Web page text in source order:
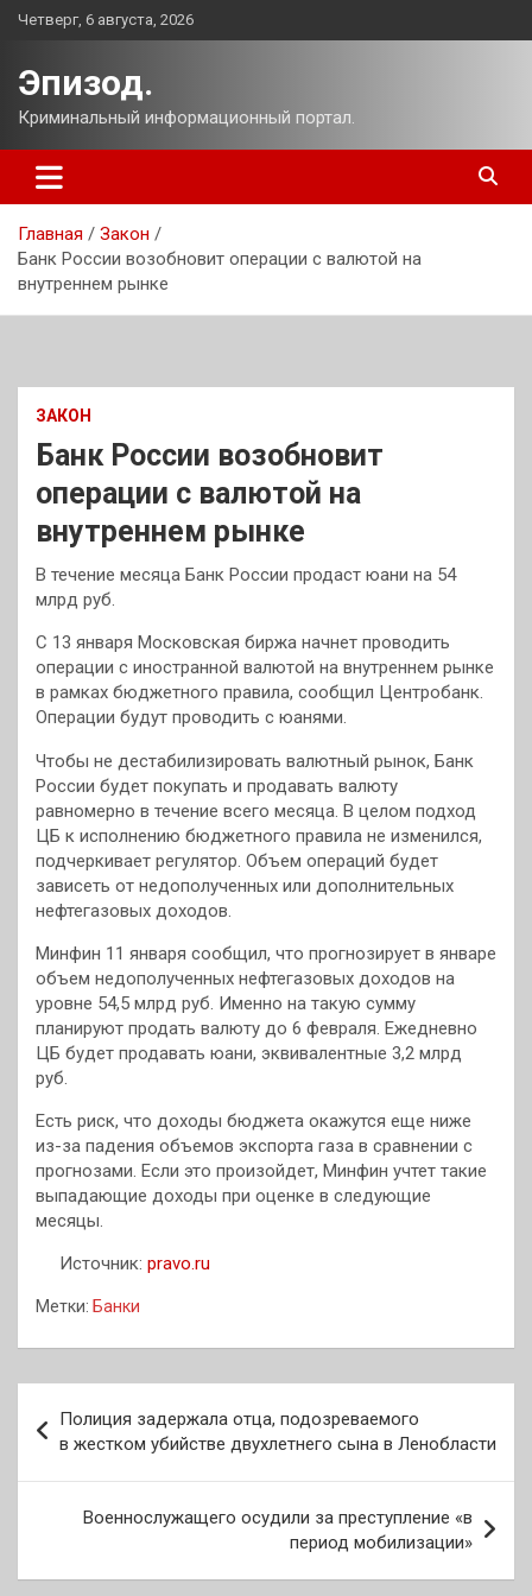
Перейти
Четверг, 6 августа, 2026
Эпизод.
Криминальный информационный портал.
Главная
Закон
Банк России возобновит операции с валютой на
внутреннем рынке
ЗАКОН
Банк России возобновит
операции с валютой на
внутреннем рынке
В течение месяца Банк России продаст юани на 54
млрд руб.
С 13 января Московская биржа начнет проводить
операции с иностранной валютой на внутреннем рынке
в рамках бюджетного правила, сообщил Центробанк.
Операции будут проводить с юанями.
Чтобы не дестабилизировать валютный рынок, Банк
России будет покупать и продавать валюту
равномерно в течение всего месяца. В целом подход
ЦБ к исполнению бюджетного правила не изменился,
подчеркивает регулятор. Объем операций будет
зависеть от недополученных или дополнительных
нефтегазовых доходов.
Минфин 11 января сообщил, что прогнозирует в январе
объем недополученных нефтегазовых доходов на
уровне 54,5 млрд руб. Именно на такую сумму
планируют продать валюту до 6 февраля. Ежедневно
ЦБ будет продавать юани, эквивалентные 3,2 млрд
руб.
Есть риск, что доходы бюджета окажутся еще ниже
из-за падения объемов экспорта газа в сравнении с
прогнозами. Если это произойдет, Минфин учтет такие
выпадающие доходы при оценке в следующие
месяцы.
Источник: pravo.ru
Метки: Банки
по
записям
Полиция задержала отца, подозреваемого
в жестком убийстве двухлетнего сына в Ленобласти
Военнослужащего осудили за преступление «в
период мобилизации»